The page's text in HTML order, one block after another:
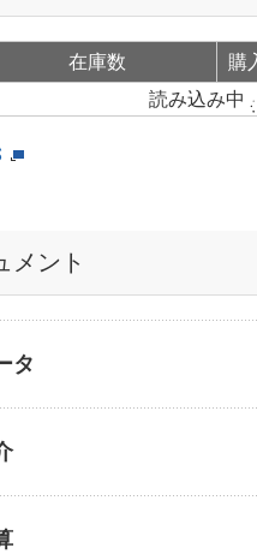
在庫数
購
読み込み中
メント
タ